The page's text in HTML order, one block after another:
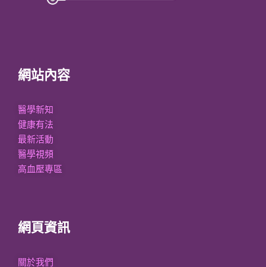
網站內容
醫學新知
健康有法
最新活動
醫學視頻
高血壓專區
網頁資訊
關於我們